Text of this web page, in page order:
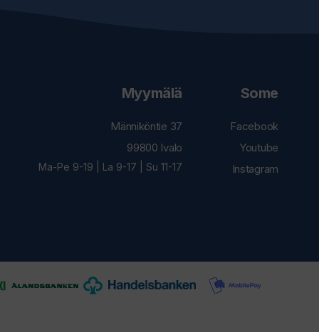
Myymälä
Männiköntie 37
99800 Ivalo
Ma-Pe 9-19 | La 9-17 | Su 11-17
Some
Facebook
Youtube
Instagram